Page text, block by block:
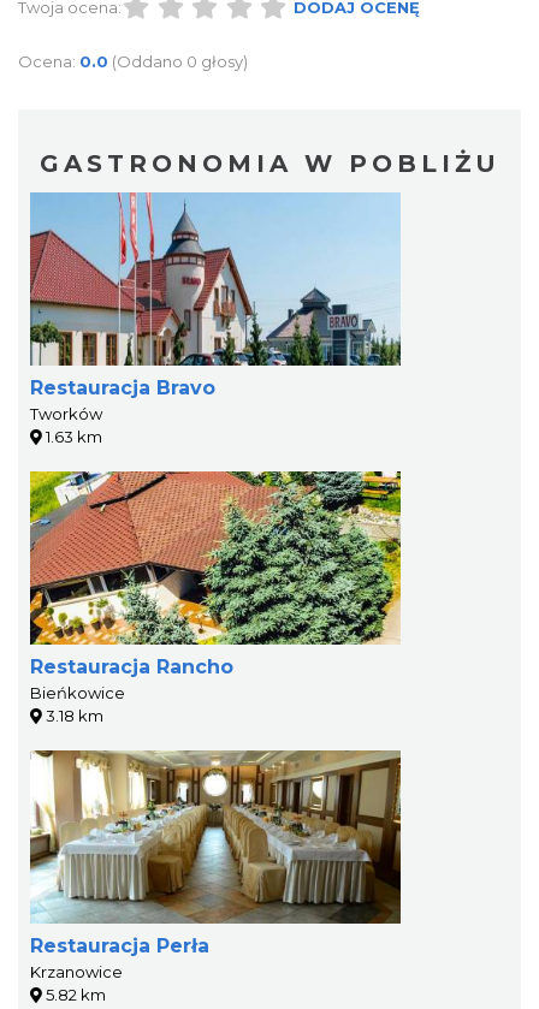
Twoja ocena: DODAJ OCENĘ
Ocena: 0.0 (Oddano 0 głosy)
GASTRONOMIA W POBLIŻU
Restauracja Bravo
Tworków
1.63 km
Restauracja Rancho
Bieńkowice
3.18 km
Restauracja Perła
Krzanowice
5.82 km